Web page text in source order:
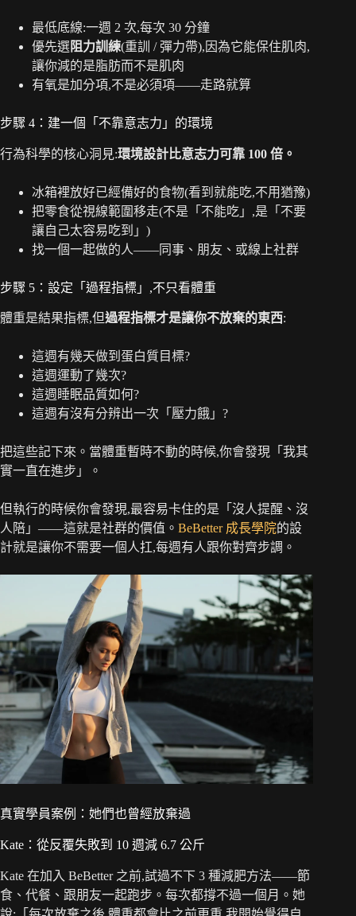
最低底線:一週 2 次,每次 30 分鐘
優先選阻力訓練(重訓 / 彈力帶),因為它能保住肌肉,
讓你減的是脂肪而不是肌肉
有氧是加分項,不是必須項——走路就算
步驟 4：建一個「不靠意志力」的環境
行為科學的核心洞見:環境設計比意志力可靠 100 倍。
冰箱裡放好已經備好的食物(看到就能吃,不用猶豫)
把零食從視線範圍移走(不是「不能吃」,是「不要
讓自己太容易吃到」)
找一個一起做的人——同事、朋友、或線上社群
步驟 5：設定「過程指標」,不只看體重
體重是結果指標,但過程指標才是讓你不放棄的東西:
這週有幾天做到蛋白質目標?
這週運動了幾次?
這週睡眠品質如何?
這週有沒有分辨出一次「壓力餓」?
把這些記下來。當體重暫時不動的時候,你會發現「我其
實一直在進步」。
但執行的時候你會發現,最容易卡住的是「沒人提醒、沒
人陪」——這就是社群的價值。 BeBetter 成長學院的設
計就是讓你不需要一個人扛,每週有人跟你對齊步調。
真實學員案例：她們也曾經放棄過
Kate：從反覆失敗到 10 週減 6.7 公斤
Kate 在加入 BeBetter 之前,試過不下 3 種減肥方法——節
食、代餐、跟朋友一起跑步。每次都撐不過一個月。她